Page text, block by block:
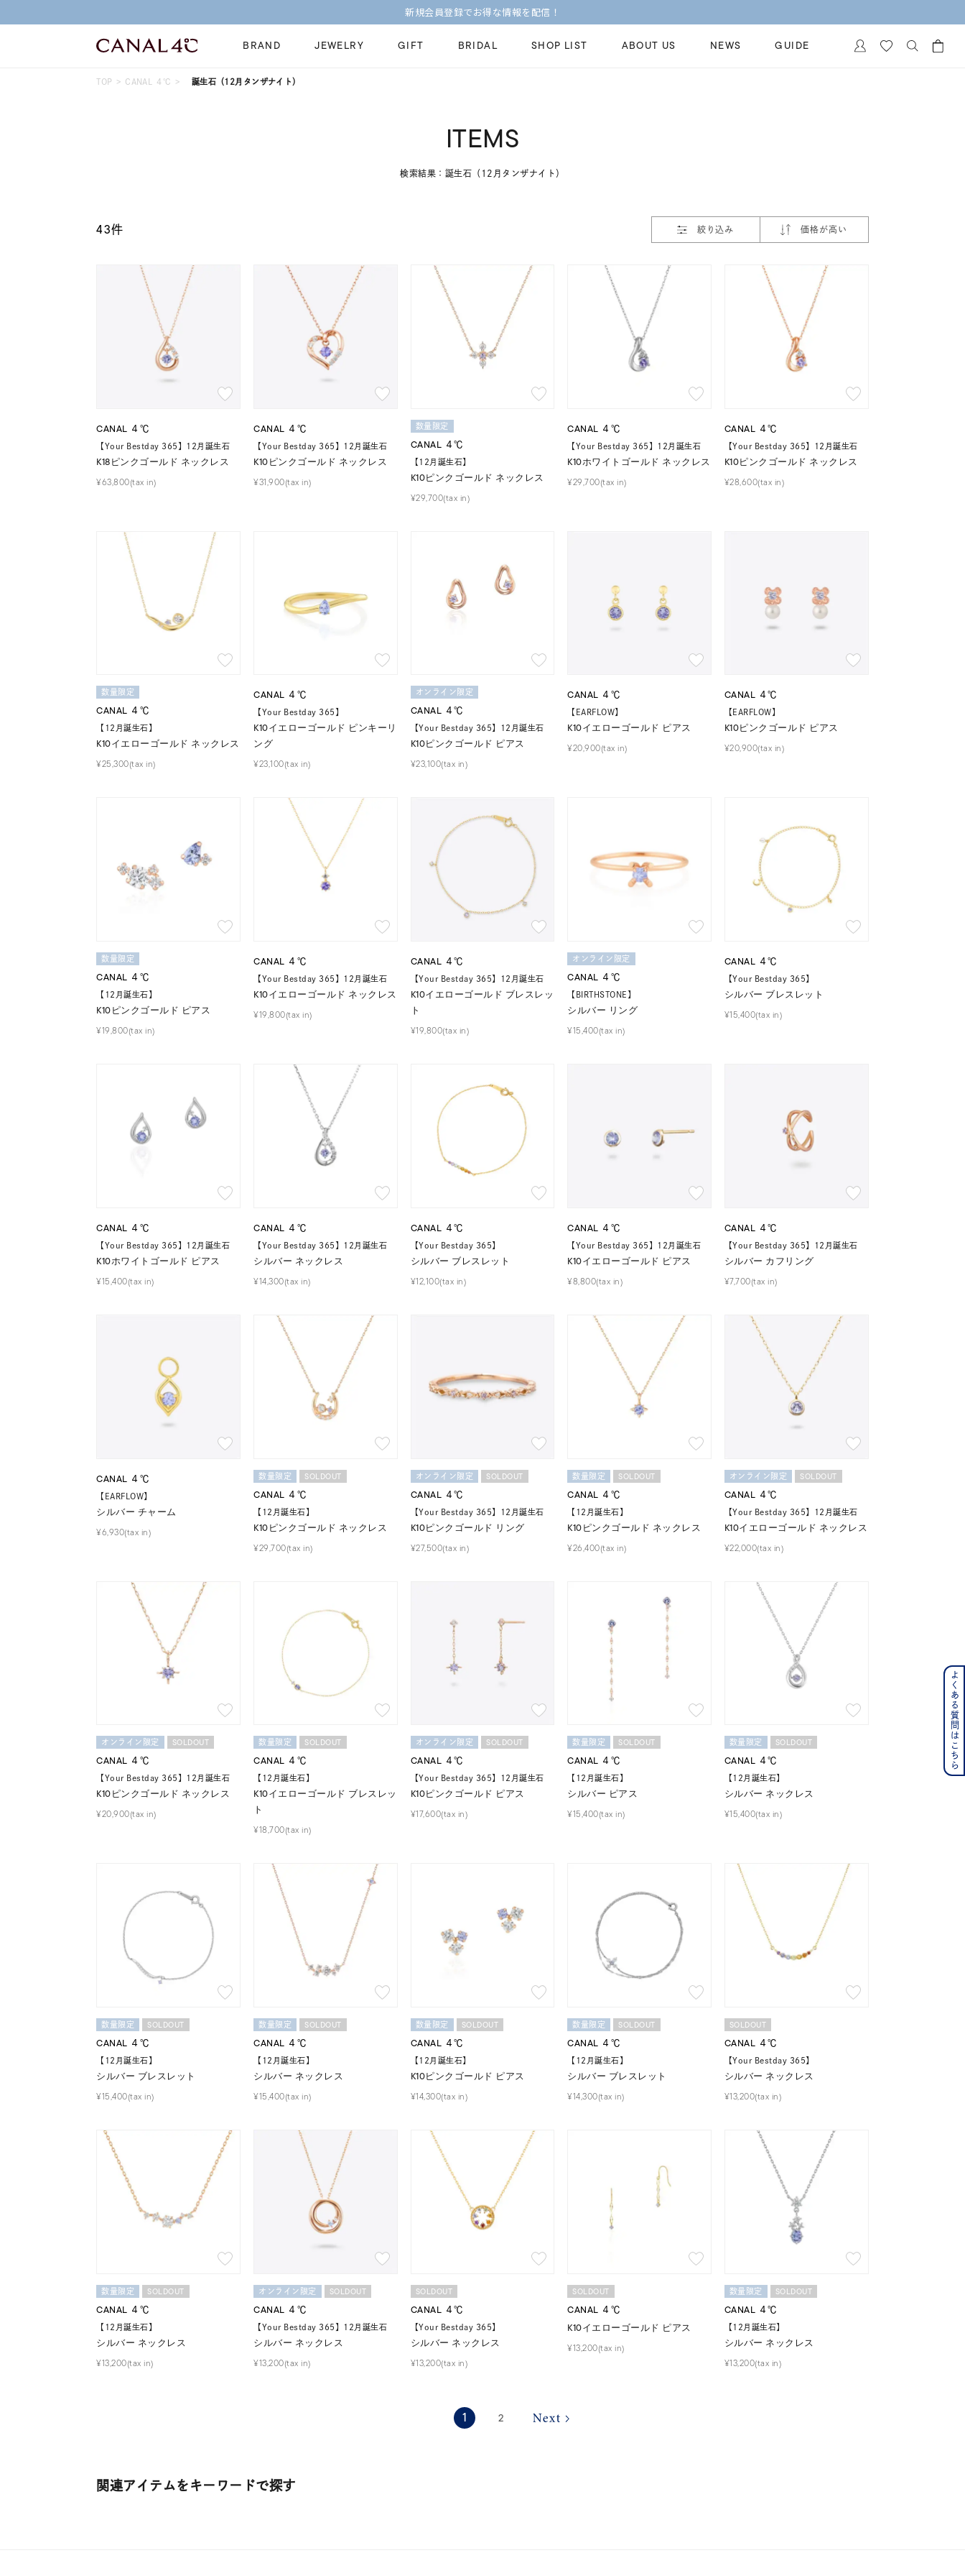
新規会員登録でお得な情報を配信！
BRAND JEWELRY
ペアネックレス
GIFT BRIDAL SHOP LIST ABOUT US NEWS GUIDE
ジュエリーケア
人気検索キーワード #ペア #ハーフエタニティリング #エタニティ #ダイヤモンド ネックレス
カテゴリー
素材 K18 K7 ゴールド ステンレス
ホワイトカラー
誕生石
1月の誕生石 2月の誕生石 3月の誕生石 4月の誕生石 5月の誕生石 6月の誕生石
7月の誕生石 8月の誕生石 9月の誕生石 10月の誕生石 12月の誕生石
一粒 三石 ライン 馬蹄 フラワー
石の色
ホワイト ブラウン
マルチカラー
ファッションテイスト フェミニン カジュアル モード シンプル ユニセックス
ご褒美 気分転換
耳周りジュエリー 腕周りジュエリー ペアジュエリー ベストセレクション
リングサイズ
¥400,000
リセット 絞り込んで検索する
TOP CANAL ４℃ 誕生石（12月タンザナイト）
ITEMS
検索結果：誕生石（12月タンザナイト）
43件 絞り込み 価格が高い
おすすめ順
価格が安い
お気に入り登録数
並び替え
CANAL ４℃
【Your Bestday 365】12月誕生石
K18ピンクゴールド ネックレス
¥63,800(tax in)
CANAL ４℃
【Your Bestday 365】12月誕生石
K10ピンクゴールド ネックレス
¥31,900(tax in)
数量限定
CANAL ４℃
【12月誕生石】
K10ピンクゴールド ネックレス
¥29,700(tax in)
CANAL ４℃
【Your Bestday 365】12月誕生石
K10ホワイトゴールド ネックレス
¥29,700(tax in)
CANAL ４℃
【Your Bestday 365】12月誕生石
K10ピンクゴールド ネックレス
¥28,600(tax in)
数量限定
CANAL ４℃
【12月誕生石】
K10イエローゴールド ネックレス
¥25,300(tax in)
CANAL ４℃
【Your Bestday 365】
K10イエローゴールド ピンキーリ
ング
¥23,100(tax in)
オンライン限定
CANAL ４℃
【Your Bestday 365】12月誕生石
K10ピンクゴールド ピアス
¥23,100(tax in)
CANAL ４℃
【EARFLOW】
K10イエローゴールド ピアス
¥20,900(tax in)
CANAL ４℃
【EARFLOW】
K10ピンクゴールド ピアス
¥20,900(tax in)
数量限定
CANAL ４℃
【12月誕生石】
K10ピンクゴールド ピアス
¥19,800(tax in)
CANAL ４℃
【Your Bestday 365】12月誕生石
K10イエローゴールド ネックレス
¥19,800(tax in)
CANAL ４℃
【Your Bestday 365】12月誕生石
K10イエローゴールド ブレスレッ
ト
¥19,800(tax in)
オンライン限定
CANAL ４℃
【BIRTHSTONE】
シルバー リング
¥15,400(tax in)
CANAL ４℃
【Your Bestday 365】
シルバー ブレスレット
¥15,400(tax in)
CANAL ４℃
【Your Bestday 365】12月誕生石
K10ホワイトゴールド ピアス
¥15,400(tax in)
CANAL ４℃
【Your Bestday 365】12月誕生石
シルバー ネックレス
¥14,300(tax in)
CANAL ４℃
【Your Bestday 365】
シルバー ブレスレット
¥12,100(tax in)
CANAL ４℃
【Your Bestday 365】12月誕生石
K10イエローゴールド ピアス
¥8,800(tax in)
CANAL ４℃
【Your Bestday 365】12月誕生石
シルバー カフリング
¥7,700(tax in)
CANAL ４℃
【EARFLOW】
シルバー チャーム
¥6,930(tax in)
数量限定 SOLDOUT
CANAL ４℃
【12月誕生石】
K10ピンクゴールド ネックレス
¥29,700(tax in)
オンライン限定 SOLDOUT
CANAL ４℃
【Your Bestday 365】12月誕生石
K10ピンクゴールド リング
¥27,500(tax in)
数量限定 SOLDOUT
CANAL ４℃
【12月誕生石】
K10ピンクゴールド ネックレス
¥26,400(tax in)
オンライン限定 SOLDOUT
CANAL ４℃
【Your Bestday 365】12月誕生石
K10イエローゴールド ネックレス
¥22,000(tax in)
オンライン限定 SOLDOUT
CANAL ４℃
【Your Bestday 365】12月誕生石
K10ピンクゴールド ネックレス
¥20,900(tax in)
数量限定 SOLDOUT
CANAL ４℃
【12月誕生石】
K10イエローゴールド ブレスレッ
ト
¥18,700(tax in)
オンライン限定 SOLDOUT
CANAL ４℃
【Your Bestday 365】12月誕生石
K10ピンクゴールド ピアス
¥17,600(tax in)
数量限定 SOLDOUT
CANAL ４℃
【12月誕生石】
シルバー ピアス
¥15,400(tax in)
数量限定 SOLDOUT
CANAL ４℃
【12月誕生石】
シルバー ネックレス
¥15,400(tax in)
数量限定 SOLDOUT
CANAL ４℃
【12月誕生石】
シルバー ブレスレット
¥15,400(tax in)
数量限定 SOLDOUT
CANAL ４℃
【12月誕生石】
シルバー ネックレス
¥15,400(tax in)
数量限定 SOLDOUT
CANAL ４℃
【12月誕生石】
K10ピンクゴールド ピアス
¥14,300(tax in)
数量限定 SOLDOUT
CANAL ４℃
【12月誕生石】
シルバー ブレスレット
¥14,300(tax in)
SOLDOUT
CANAL ４℃
【Your Bestday 365】
シルバー ネックレス
¥13,200(tax in)
数量限定 SOLDOUT
CANAL ４℃
【12月誕生石】
シルバー ネックレス
¥13,200(tax in)
オンライン限定 SOLDOUT
CANAL ４℃
【Your Bestday 365】12月誕生石
シルバー ネックレス
¥13,200(tax in)
SOLDOUT
CANAL ４℃
【Your Bestday 365】
シルバー ネックレス
¥13,200(tax in)
SOLDOUT
CANAL ４℃
K10イエローゴールド ピアス
¥13,200(tax in)
数量限定 SOLDOUT
CANAL ４℃
【12月誕生石】
シルバー ネックレス
¥13,200(tax in)
1 2
関連アイテムをキーワードで探す
よくある質問はこちら